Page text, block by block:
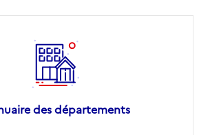
des départements